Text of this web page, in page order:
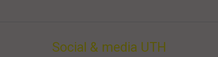
Social & media UTH